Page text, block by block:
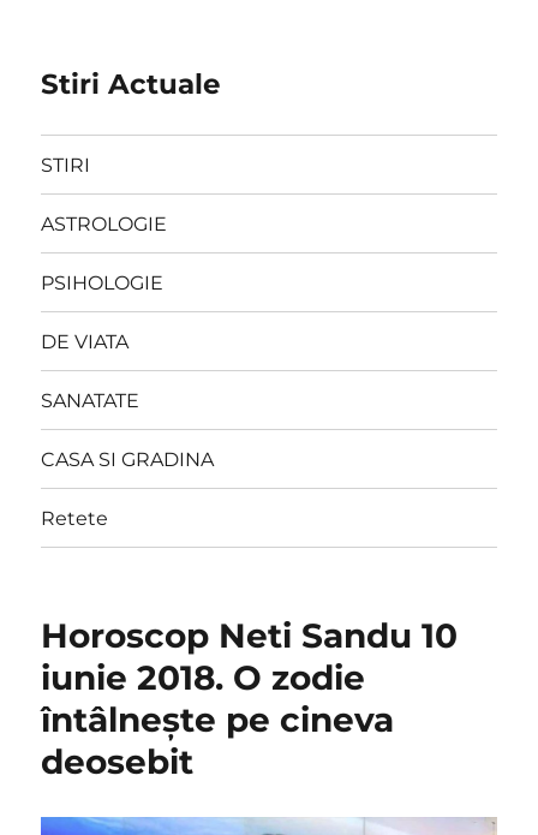
Stiri Actuale
STIRI
ASTROLOGIE
PSIHOLOGIE
DE VIATA
SANATATE
CASA SI GRADINA
Retete
Horoscop Neti Sandu 10
iunie 2018. O zodie
întâlnește pe cineva
deosebit